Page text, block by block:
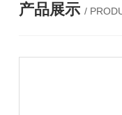
产品展示 /